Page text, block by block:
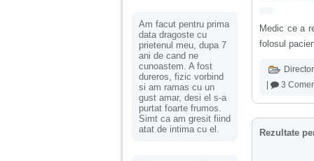
Am facut pentru prima
data dragoste cu
prietenul meu, dupa 7
ani de cand ne
cunoastem. A fost
dureros, fizic vorbind
si am ramas cu un
gust amar, desi el s-a
purtat foarte frumos.
Simt ca am gresit fiind
atat de intima cu el.
Medic ce a
folosul
3
Rezultate